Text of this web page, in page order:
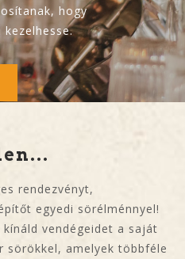
hogy
kezelhesse.
rendezvényt,
egyedi sörélménnyel!
vendégeidet a saját
sörökkel, amelyek többféle